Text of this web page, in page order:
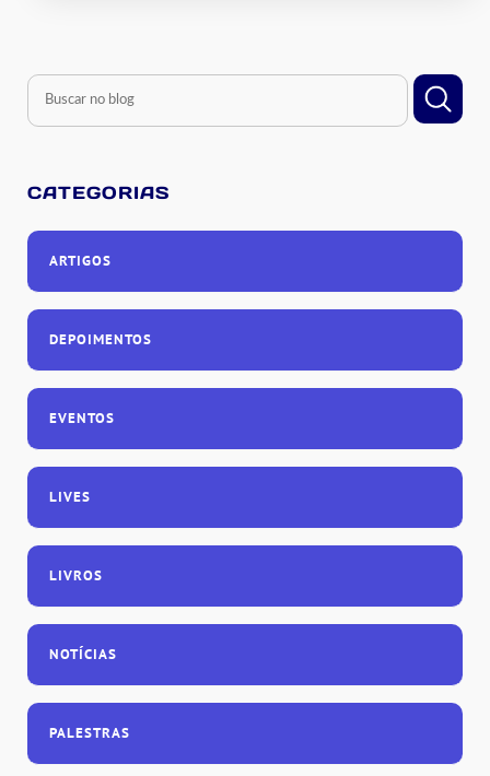
CATEGORIAS
ARTIGOS
DEPOIMENTOS
EVENTOS
LIVES
LIVROS
NOTÍCIAS
PALESTRAS